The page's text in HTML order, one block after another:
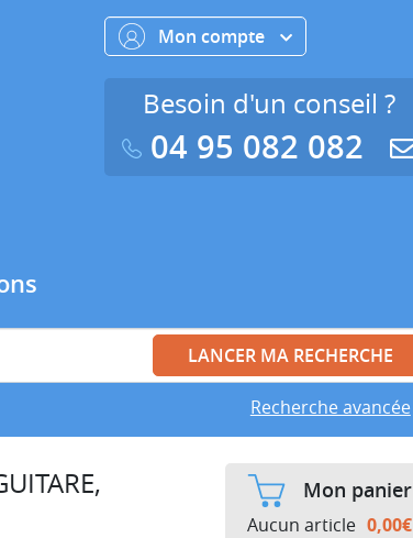
Recherche avancée
Mon compte
Besoin d'un conseil ?
04 95 082 082
Mon panier
Aucun article 0,00€